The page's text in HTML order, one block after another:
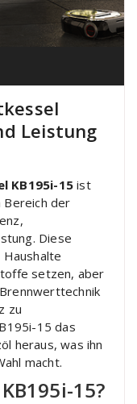
Leistung
KB195i-15 ist
Bereich der
Diese
setzen, aber
zu
15 das
heraus, was ihn
macht.
15?